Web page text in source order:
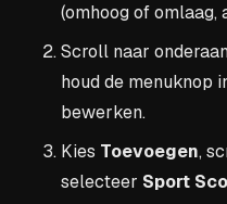
(omhoog of omlaag,
Scroll naar
houd de menuknop
bewerken.
Kies Toevoegen,
selecteer Sport